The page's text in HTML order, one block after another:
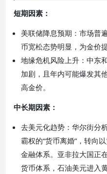
短期因素：
美联储降息预期：市场普
币宽松态势明显，为金价
地缘危机风险上升：中东
加剧，且年内可能爆发其
高金价。
中长期因素：
去美元化趋势：华尔街分
霸权的“货币离婚”，转向
金融体系。亚非拉大国正
货币体系，石油美元进入黄